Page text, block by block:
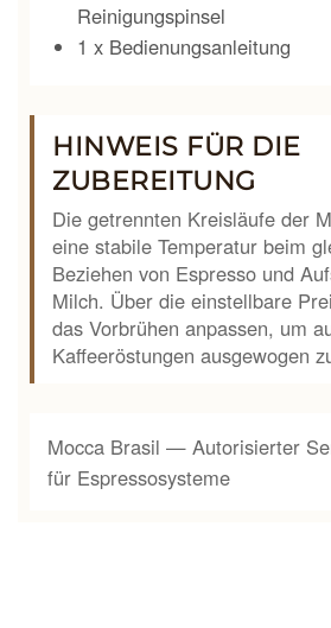
Reinigungspinsel
1 x Bedienungsanleitung
HINWEIS FÜR DIE
ZUBEREITUNG
Die getrennten Kreisläufe der
eine stabile Temperatur beim
Beziehen von Espresso und
Milch. Über die einstellbare
das Vorbrühen anpassen, um
Kaffeeröstungen ausgewogen
Mocca Brasil — Autorisierter
für Espressosysteme